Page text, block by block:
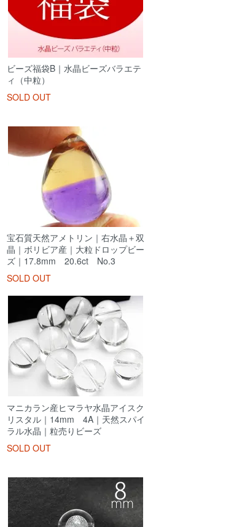
ビーズ福袋B｜水晶ビーズバラエテ
ィ（中粒）
SOLD OUT
宝石質天然アメトリン｜右水晶＋双
晶｜ボリビア産｜大粒ドロップビー
ズ｜17.8mm 20.6ct No.3
SOLD OUT
マニカラン産ヒマラヤ水晶アイスク
リスタル｜14mm 4A｜天然スパイ
ラル水晶｜粒売りビーズ
SOLD OUT